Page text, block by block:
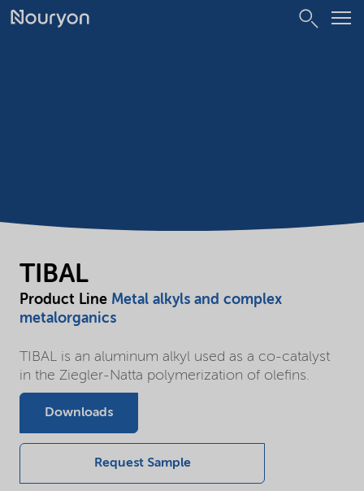
TIBAL
Product Line Metal alkyls and complex
metalorganics
TIBAL is an aluminum alkyl used as a co-catalyst
in the Ziegler-Natta polymerization of olefins.
Downloads
Request Sample